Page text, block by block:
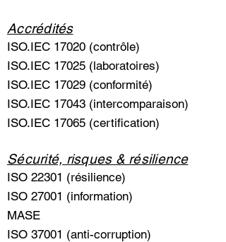
Accrédités
ISO.IEC 17020 (contrôle)
ISO.IEC 17025 (laboratoires)
ISO.IEC 17029 (conformité)
ISO.IEC 17043 (intercomparaison)
ISO.IEC 17065 (certification)
Sécurité, risques & résilience
ISO 22301 (résilience)
ISO 27001 (information)
MASE
ISO 37001 (anti-corruption)